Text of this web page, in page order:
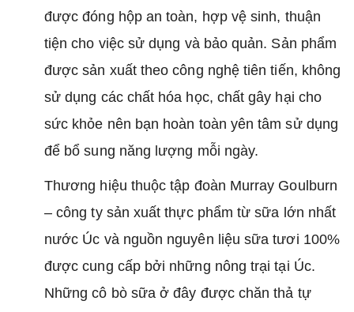
được đóng hộp an toàn, hợp vệ sinh, thuận
tiện cho việc sử dụng và bảo quản. Sản phẩm
được sản xuất theo công nghệ tiên tiến, không
sử dụng các chất hóa học, chất gây hại cho
sức khỏe nên bạn hoàn toàn yên tâm sử dụng
để bổ sung năng lượng mỗi ngày.
Thương hiệu thuộc tập đoàn Murray Goulburn
– công ty sản xuất thực phẩm từ sữa lớn nhất
nước Úc và nguồn nguyên liệu sữa tươi 100%
được cung cấp bởi những nông trại tại Úc.
Những cô bò sữa ở đây được chăn thả tự